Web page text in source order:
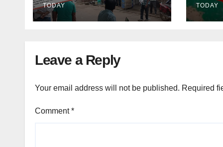
TODAY TODAY
Leave a Reply
Your email address will not be published. Required
Comment*